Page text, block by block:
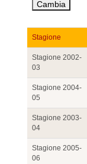
Stagione
Stagione 2002-
03
Stagione 2004-
05
Stagione 2003-
04
Stagione 2005-
06